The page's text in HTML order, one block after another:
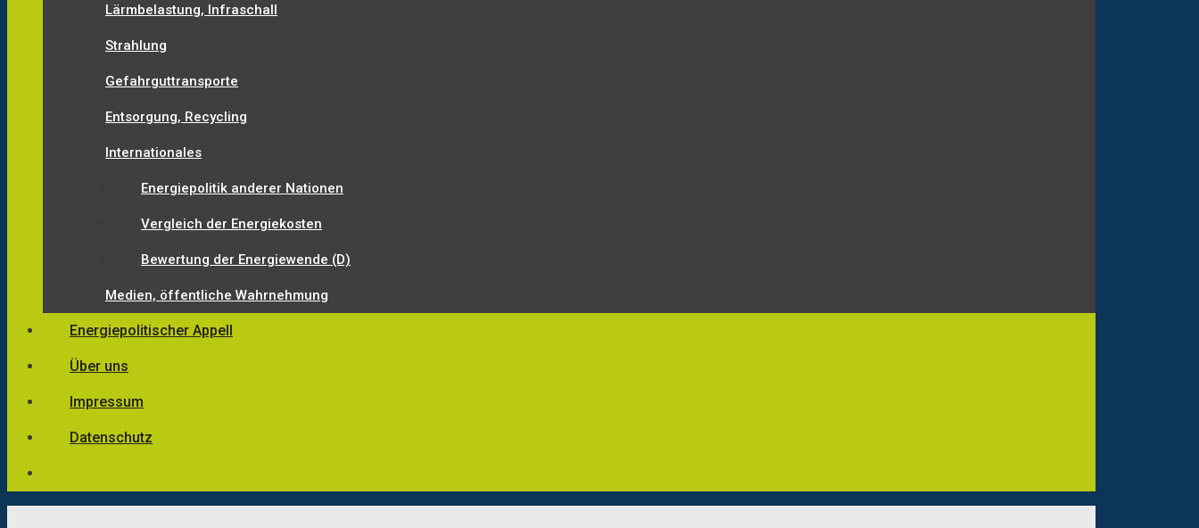
Lärmbelastung, Infraschall
Strahlung
Gefahrguttransporte
Entsorgung, Recycling
Internationales
Energiepolitik anderer Nationen
Vergleich der Energiekosten
Bewertung der Energiewende (D)
Medien, öffentliche Wahrnehmung
Energiepolitischer Appell
Über uns
Impressum
Datenschutz